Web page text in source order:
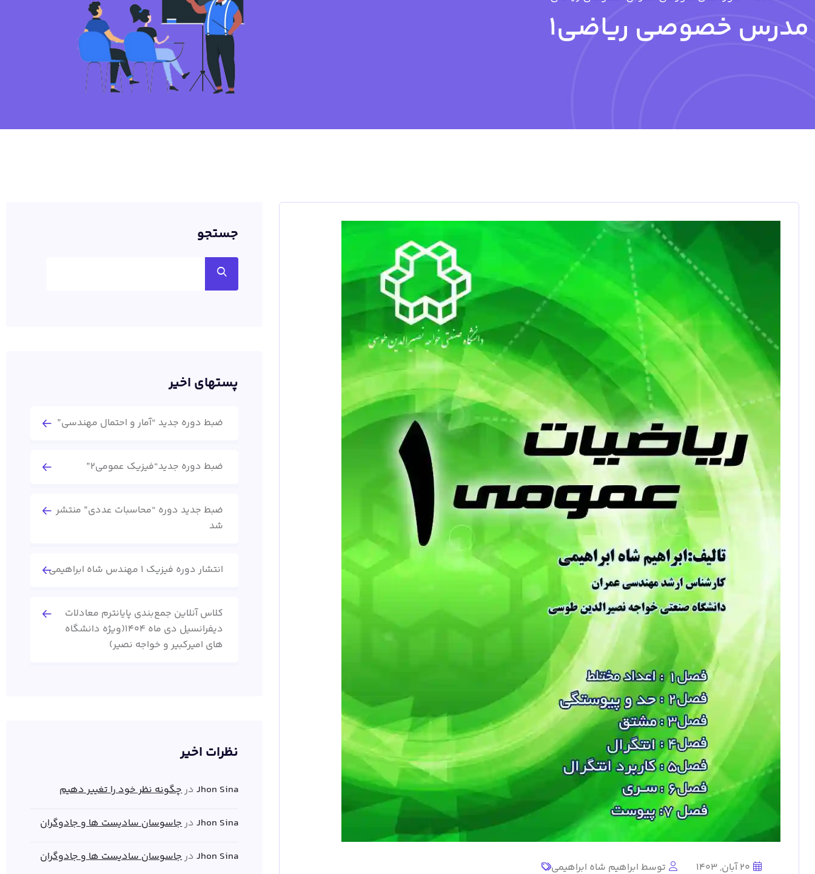
مدرس خصوصی ریاضی1
20 آبان, 1403 توسط ابراهیم شاه ابراهیمی
جستجو
پستهای اخیر
ضبط دوره جدید “آمار و احتمال مهندسی”
ضبط دوره جدید“فیزیک عمومی2”
ضبط جدید دوره “محاسبات عددی” منتشر
شد
انتشار دوره فیزیک 1 مهندس شاه ابراهیمی
کلاس آنلاین جمع‌بندی پایانترم معادلات
دیفرانسیل دی ماه 1404(ویژه دانشگاه
های امیرکبیر و خواجه نصیر)
نظرات اخیر
Jhon Sinaدرچگونه نظر خود را تغییر دهیم
Jhon Sinaدرجاسوسان سادیست ها و جادوگران
Jhon Sinaدرجاسوسان سادیست ها و جادوگران